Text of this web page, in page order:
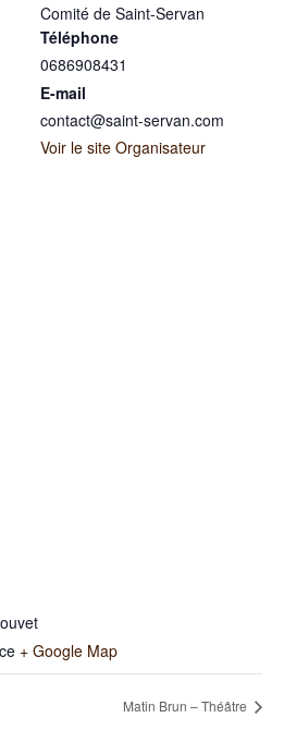
Comité de Saint-Servan
Téléphone
0686908431
E-mail
contact@saint-servan.com
Voir le site Organisateur
+ Google Map
Matin Brun – Théâtre